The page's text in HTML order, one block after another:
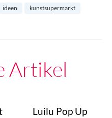
ideen
kunstsupermarkt
Artikel
Luilu Pop Up